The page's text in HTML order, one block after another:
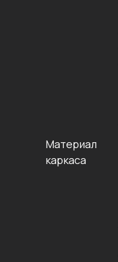
Материал
каркаса